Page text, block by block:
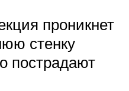
проникнет
стенку
пострадают